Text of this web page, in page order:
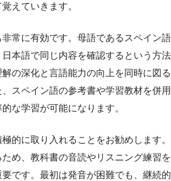
えていきます。
非常に有効です。母語であるスペイン語
本語で同じ内容を確認するという方法
の深化と言語能力の向上を同時に図る
スペイン語の参考書や学習教材を併用
な学習が可能になります。
極的に取り入れることをお勧めします。
め、教科書の音読やリスニング練習を
です。最初は発音が困難でも、継続的